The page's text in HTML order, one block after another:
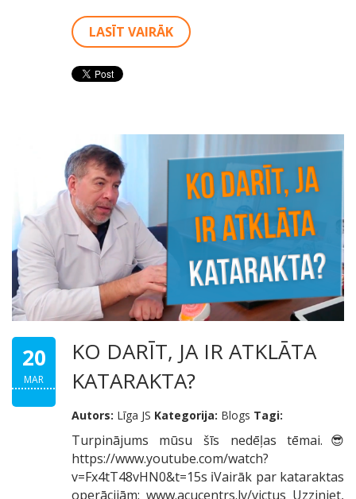
LASĪT VAIRĀK
20
MAR
KO DARĪT, JA IR ATKLĀTA
KATARAKTA?
Autors: Līga JS Kategorija: Blogs Tagi:
Turpinājums mūsu šīs nedēļas tēmai.😎
https://www.youtube.com/watch?
v=Fx4tT48vHN0&t=15s ℹVairāk par kataraktas
operācijām: www.acucentrs.lv/victus Uzziniet,